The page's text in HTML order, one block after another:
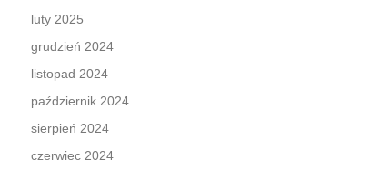
luty 2025
grudzień 2024
listopad 2024
październik 2024
sierpień 2024
czerwiec 2024